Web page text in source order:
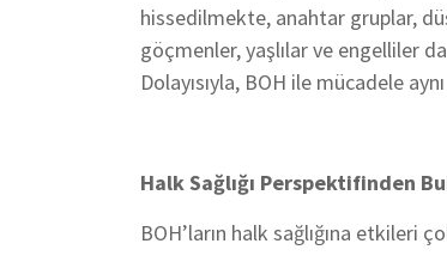
hissedilmekte, anahtar gruplar,
göçmenler, yaşlılar ve engelliler
Dolayısıyla, BOH ile mücadele
Halk Sağlığı Perspektifinden
BOH’ların halk sağlığına etkileri